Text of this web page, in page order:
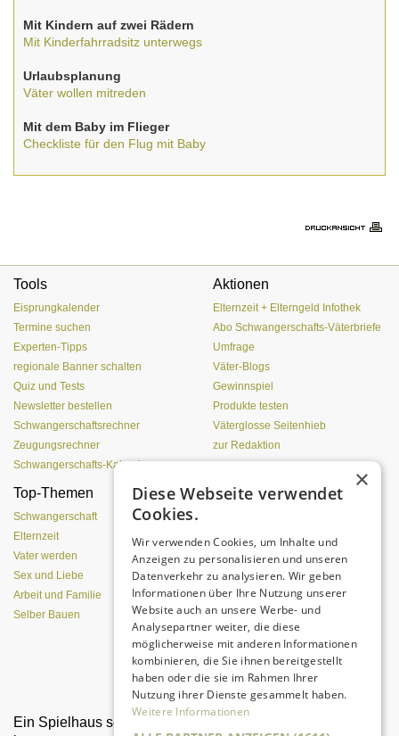
Mit Kindern auf zwei Rädern
Mit Kinderfahrradsitz unterwegs
Urlaubsplanung
Väter wollen mitreden
Mit dem Baby im Flieger
Checkliste für den Flug mit Baby
Tools
Eisprungkalender
Termine suchen
Experten-Tipps
regionale Banner schalten
Quiz und Tests
Newsletter bestellen
Schwangerschaftsrechner
Zeugungsrechner
Schwangerschafts-Kalender
Aktionen
Elternzeit + Elterngeld Infothek
Abo Schwangerschafts-Väterbriefe
Umfrage
Väter-Blogs
Gewinnspiel
Produkte testen
Väterglosse Seitenhieb
zur Redaktion
Top-Themen
Schwangerschaft
Elternzeit
Vater werden
Sex und Liebe
Arbeit und Familie
Selber Bauen
Einen Lehmofen
Da sind Kinder mit Begeisterung
dabei.
Ein Spielhaus selber
×
Diese Webseite verwendet
Cookies.
Wir verwenden Cookies, um Inhalte und
Anzeigen zu personalisieren und unseren
Datenverkehr zu analysieren. Wir geben
Informationen über Ihre Nutzung unserer
Website auch an unsere Werbe- und
Analysepartner weiter, die diese
möglicherweise mit anderen Informationen
kombinieren, die Sie ihnen bereitgestellt
haben oder die sie im Rahmen Ihrer
Nutzung ihrer Dienste gesammelt haben.
Weitere Informationen